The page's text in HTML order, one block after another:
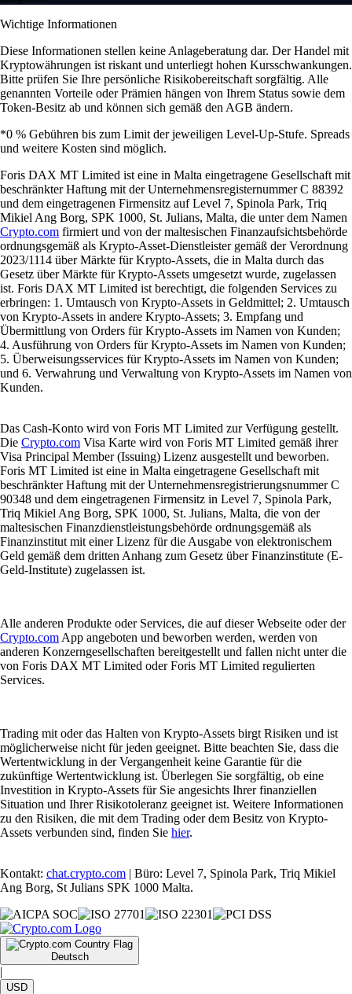
Wichtige Informationen
Diese Informationen stellen keine Anlageberatung dar. Der Handel mit
Kryptowährungen ist riskant und unterliegt hohen Kursschwankungen.
Bitte prüfen Sie Ihre persönliche Risikobereitschaft sorgfältig. Alle
genannten Vorteile oder Prämien hängen von Ihrem Status sowie dem
Token-Besitz ab und können sich gemäß den AGB ändern.
*0 % Gebühren bis zum Limit der jeweiligen Level-Up-Stufe. Spreads
und weitere Kosten sind möglich.
Foris DAX MT Limited ist eine in Malta eingetragene Gesellschaft mit
beschränkter Haftung mit der Unternehmensregisternummer C 88392
und dem eingetragenen Firmensitz auf Level 7, Spinola Park, Triq
Mikiel Ang Borg, SPK 1000, St. Julians, Malta, die unter dem Namen
Crypto.com firmiert und von der maltesischen Finanzaufsichtsbehörde
ordnungsgemäß als Krypto-Asset-Dienstleister gemäß der Verordnung
2023/1114 über Märkte für Krypto-Assets, die in Malta durch das
Gesetz über Märkte für Krypto-Assets umgesetzt wurde, zugelassen
ist. Foris DAX MT Limited ist berechtigt, die folgenden Services zu
erbringen: 1. Umtausch von Krypto-Assets in Geldmittel; 2. Umtausch
von Krypto-Assets in andere Krypto-Assets; 3. Empfang und
Übermittlung von Orders für Krypto-Assets im Namen von Kunden;
4. Ausführung von Orders für Krypto-Assets im Namen von Kunden;
5. Überweisungsservices für Krypto-Assets im Namen von Kunden;
und 6. Verwahrung und Verwaltung von Krypto-Assets im Namen von
Kunden.
Das Cash-Konto wird von Foris MT Limited zur Verfügung gestellt.
Die Crypto.com Visa Karte wird von Foris MT Limited gemäß ihrer
Visa Principal Member (Issuing) Lizenz ausgestellt und beworben.
Foris MT Limited ist eine in Malta eingetragene Gesellschaft mit
beschränkter Haftung mit der Unternehmensregistrierungsnummer C
90348 und dem eingetragenen Firmensitz in Level 7, Spinola Park,
Triq Mikiel Ang Borg, SPK 1000, St. Julians, Malta, die von der
maltesischen Finanzdienstleistungsbehörde ordnungsgemäß als
Finanzinstitut mit einer Lizenz für die Ausgabe von elektronischem
Geld gemäß dem dritten Anhang zum Gesetz über Finanzinstitute (E-
Geld-Institute) zugelassen ist.
Alle anderen Produkte oder Services, die auf dieser Webseite oder der
Crypto.com App angeboten und beworben werden, werden von
anderen Konzerngesellschaften bereitgestellt und fallen nicht unter die
von Foris DAX MT Limited oder Foris MT Limited regulierten
Services.
Trading mit oder das Halten von Krypto-Assets birgt Risiken und ist
möglicherweise nicht für jeden geeignet. Bitte beachten Sie, dass die
Wertentwicklung in der Vergangenheit keine Garantie für die
zukünftige Wertentwicklung ist. Überlegen Sie sorgfältig, ob eine
Investition in Krypto-Assets für Sie angesichts Ihrer finanziellen
Situation und Ihrer Risikotoleranz geeignet ist. Weitere Informationen
zu den Risiken, die mit dem Trading oder dem Besitz von Krypto-
Assets verbunden sind, finden Sie hier.
Kontakt: chat.crypto.com | Büro: Level 7, Spinola Park, Triq Mikiel
Ang Borg, St Julians SPK 1000 Malta.
Deutsch
|
USD